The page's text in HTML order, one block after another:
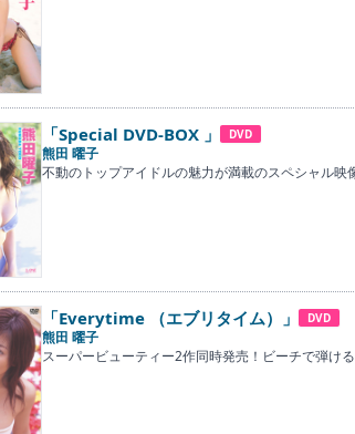
「Special DVD-BOX 」 DVD
熊田 曜子
不動のトップアイドルの魅力が満載のスペシャル映
「Everytime （エブリタイム）」 DVD
熊田 曜子
スーパービューティー2作同時発売！ビーチで弾け